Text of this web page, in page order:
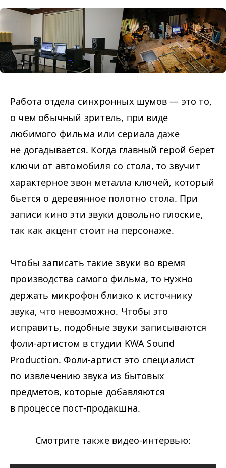
Работа отдела синхронных шумов — это то,
о чем обычный зритель, при виде
любимого фильма или сериала даже
не догадывается. Когда главный герой берет
ключи от автомобиля со стола, то звучит
характерное звон металла ключей, который
бьется о деревянное полотно стола. При
записи кино эти звуки довольно плоские,
так как акцент стоит на персонаже.
Чтобы записать такие звуки во время
производства самого фильма, то нужно
держать микрофон близко к источнику
звука, что невозможно. Чтобы это
исправить, подобные звуки записываются
фоли-артистом в студии KWA Sound
Production. Фоли-артист это специалист
по извлечению звука из бытовых
предметов, которые добавляются
в процессе пост-продакшна.
Смотрите также видео-интервью: